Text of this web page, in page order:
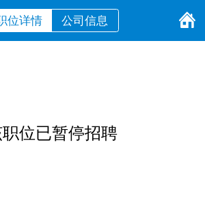
位详情 公司信息
位已暂停招聘